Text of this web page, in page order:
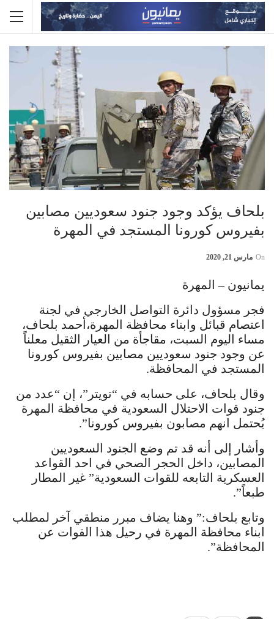
بلحاف يؤكد وجود جنود سعوديين مصابين
بفيروس كورونا المستجد في المهرة
On مارس 21, 2020
يمانيون – المهرة
فجر مسؤول دائرة التواصل الخارجي في لجنة
اعتصام قبائل وابناء محافظة المهرة،أحمد بلحاف،
مساء اليوم السبت، مقاجأة من العيار الثقيل معلناً
عن وجود جنود سعوديين مصابين بفيروس كورونا
المستجد في المحافظة.
وقال بلحاف، على حسابه في “تويتر”، إن “عدد من
جنود قوات الاحتلال السعودية في محافظة المهرة
يُحتمل انهم مصابون بفيروس كورونا”.
وأشار إلى أنه قد تم وضع الجنود السعوديين
المصابين، داخل الحجر الصحي في احد القواعد
العسكرية التابعه للقوات السعودية” غير المطار
طبعاً”.
وتابع بلحاف:” وهنا يضاف مبرر منطقي آخر لمطلب
ابناء محافظة المهرة في رحيل هذا القوات عن
المحافظة”.